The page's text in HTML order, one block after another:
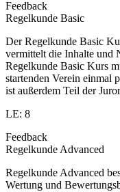
Feedback
Regelkunde Basic
Der Regelkunde Basic
vermittelt die Inhalte und
Regelkunde Basic Kurs
startenden Verein einmal
ist außerdem Teil der
LE: 8
Feedback
Regelkunde Advanced
Regelkunde Advanced
Wertung und